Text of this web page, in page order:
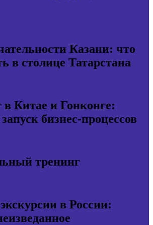
Казани: что
в столице Татарстана
в Китае и Гонконге:
бизнес-процессов
тренинг
в России: